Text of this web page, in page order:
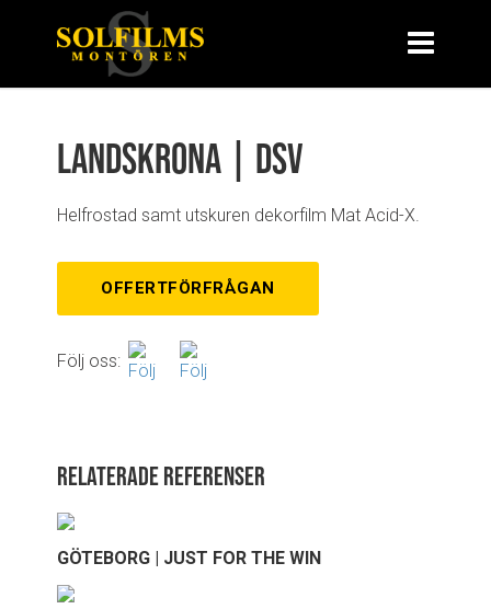
Landskrona | DSV
Helfrostad samt utskuren dekorfilm Mat Acid-X.
OFFERTFÖRFRÅGAN
Följ oss:
Relaterade referenser
GÖTEBORG | JUST FOR THE WIN